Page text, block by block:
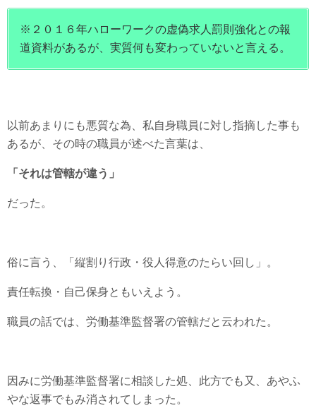
※２０１６年ハローワークの虚偽求人罰則強化との報
道資料があるが、実質何も変わっていないと言える。
以前あまりにも悪質な為、私自身職員に対し指摘した事も
あるが、その時の職員が述べた言葉は、
「それは管轄が違う」
だった。
俗に言う、「縦割り行政・役人得意のたらい回し」。
責任転換・自己保身ともいえよう。
職員の話では、労働基準監督署の管轄だと云われた。
因みに労働基準監督署に相談した処、此方でも又、あやふ
やな返事でもみ消されてしまった。